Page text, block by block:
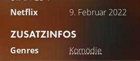
Netflix 9. Februar 2022
ZUSATZINFOS
Genres Komödie